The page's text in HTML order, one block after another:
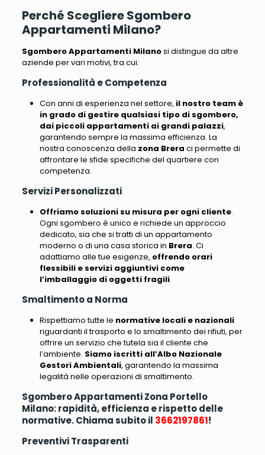
Perché Scegliere Sgombero
Appartamenti Milano?
Sgombero Appartamenti Milanosi distingue da altre
aziende per vari motivi, tra cui:
Professionalità e Competenza
Con anni di esperienza nel settore, il nostro team è
in grado di gestire qualsiasi tipo di sgombero,
dai piccoli appartamenti ai grandi palazzi,
garantendo sempre la massima efficienza. La
nostra conoscenza della zona Brera ci permette di
affrontare le sfide specifiche del quartiere con
competenza.
Servizi Personalizzati
Offriamo soluzioni su misura per ogni cliente.
Ogni sgombero è unico e richiede un approccio
dedicato, sia che si tratti di un appartamento
moderno o di una casa storica in Brera. Ci
adattiamo alle tue esigenze, offrendo orari
flessibili e servizi aggiuntivi come
l’imballaggio di oggetti fragili.
Smaltimento a Norma
Rispettiamo tutte le normative locali e nazionali
riguardanti il trasporto e lo smaltimento dei rifiuti, per
offrire un servizio che tutela sia il cliente che
l’ambiente. Siamo iscritti all’Albo Nazionale
Gestori Ambientali, garantendo la massima
legalità nelle operazioni di smaltimento.
Sgombero Appartamenti Zona Portello
Milano: rapidità, efficienza e rispetto delle
normative. Chiama subito il 3662197861!
Preventivi Trasparenti